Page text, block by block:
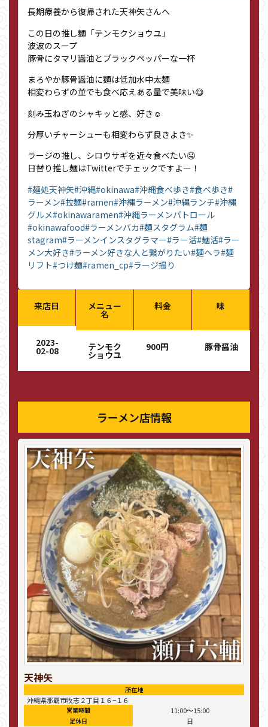
長期療養から復帰された天神矢さんへ
この日の推し麺「テンモクショウユ」
波波のスープ
豚骨にタマリ醤油とブラックペッパーな一杯
まろやか豚骨醤油に麺は低加水中太麺
相変わらずの並でも食べ応えある量で美味い😋
刻み玉ねぎのシャキッと感、好き☺️
分厚いチャーシューも相変わらず良きよき✨
ラージの推し、シロウサギを近々食べたい🤤
日替り推し麺はTwitterでチェックですよー！
#麺処天神矢#沖縄#okinawa#沖縄食べ歩き#食べ歩き#
ラーメン#拉麺#ramen#沖縄ラーメン#沖縄ランチ#沖縄
グルメ#okinawaramen#沖縄ラーメンパトロール
#okinawafood#ラーメンバカ#麺スタグラム#麺
stagram#ラーメンインスタグラマー#ラー活#麺活#ラー
メン大好き#ラーメン好きな人と繋がりたい#麺ヘラ#麺
リフト#つけ麺#ramen_cp#ラージ撮り
来店日
2023-
02-08
メニュー
名
テンモク
ショウユ
料金
900円
味
豚骨醤油
ラーメン店情報
天神矢
所在地
沖縄県那覇市牧志２丁目１６−１６
営業時間 11:00〜15:00
定休日 日